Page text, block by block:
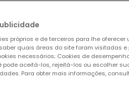
próprios e de terceiros para lhe
quais áreas do site foram visitadas
necessários; Cookies de
pode aceitá-los, rejeitá-los ou escolher
Para obter mais informações,